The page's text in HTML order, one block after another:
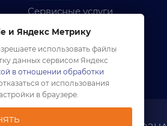
Сервисные услуги
Вопросы и ответы
Условия сотрудничества
Правила использования
и Яндекс Метрику
использовать файлы
данных сервисом Яндекс
в отношении обработки
от использования
в браузере.